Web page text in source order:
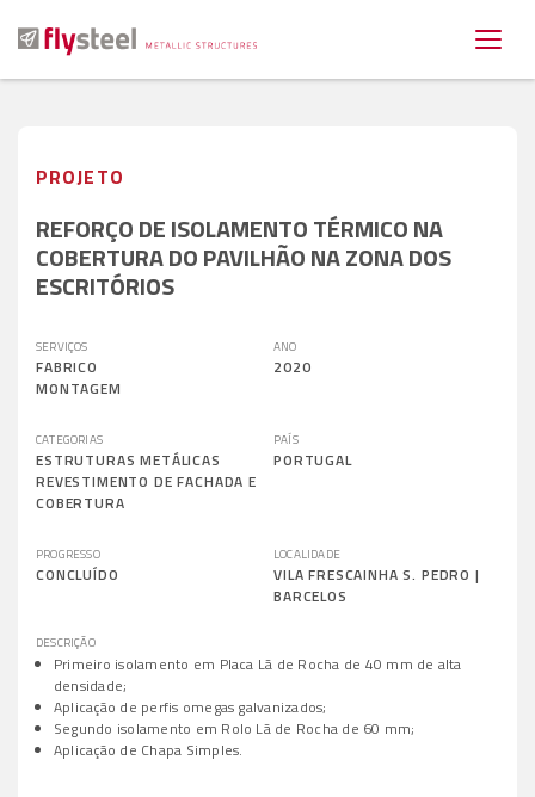
PROJETO
REFORÇO DE ISOLAMENTO TÉRMICO NA
COBERTURA DO PAVILHÃO NA ZONA DOS
ESCRITÓRIOS
SERVIÇOS
FABRICO
MONTAGEM
ANO
2020
CATEGORIAS
ESTRUTURAS METÁLICAS
REVESTIMENTO DE FACHADA E
COBERTURA
PAÍS
PORTUGAL
PROGRESSO
CONCLUÍDO
LOCALIDADE
VILA FRESCAINHA S. PEDRO |
BARCELOS
DESCRIÇÃO
Primeiro isolamento em Placa Lã de Rocha de 40 mm de alta
densidade;
Aplicação de perfis omegas galvanizados;
Segundo isolamento em Rolo Lã de Rocha de 60 mm;
Aplicação de Chapa Simples.